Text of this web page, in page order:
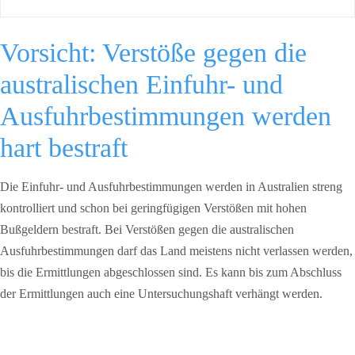
Vorsicht: Verstöße gegen die
australischen Einfuhr- und
Ausfuhrbestimmungen werden
hart bestraft
Die Einfuhr- und Ausfuhrbestimmungen werden in Australien streng
kontrolliert und schon bei geringfügigen Verstößen mit hohen
Bußgeldern bestraft. Bei Verstößen gegen die australischen
Ausfuhrbestimmungen darf das Land meistens nicht verlassen werden,
bis die Ermittlungen abgeschlossen sind. Es kann bis zum Abschluss
der Ermittlungen auch eine Untersuchungshaft verhängt werden.